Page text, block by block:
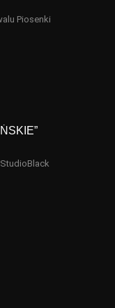
Piosenki
StudioBlack